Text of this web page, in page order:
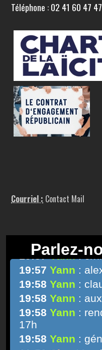
Téléphone : 02 41 60 47 47
Courriel : Contact Mail